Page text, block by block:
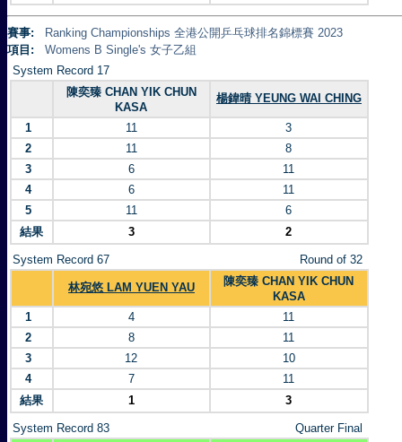
賽事:
Ranking Championships 全港公開乒乓球排名錦標賽 2023
項目:
Womens B Single's 女子乙組
System Record 17
陳奕臻 CHAN YIK CHUN
KASA
楊鍏晴 YEUNG WAI CHING
1 11
3
2
11
8
3
6
11
4
6
11
5
11
6
結果
3 2
System Record 67 Round of 32
林宛悠 LAM YUEN YAU
陳奕臻 CHAN YIK CHUN
KASA
1
4
11
2
8
11
3
12
10
4
7
11
結果
1 3
System Record 83 Quarter Final